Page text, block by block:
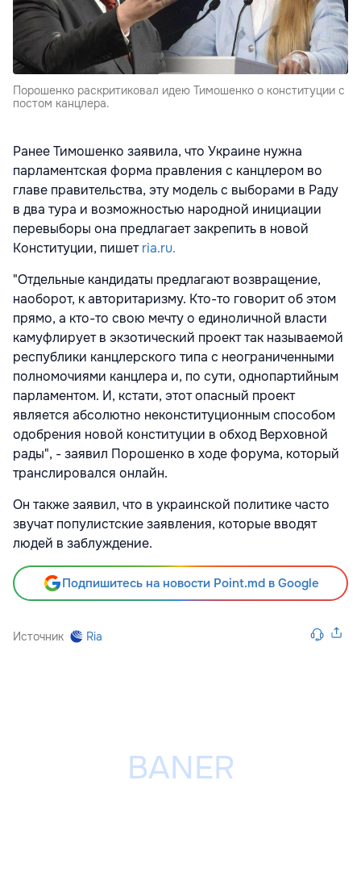
Порошенко раскритиковал идею Тимошенко о конституции с
постом канцлера.
Ранее Тимошенко заявила, что Украине нужна
парламентская форма правления с канцлером во
главе правительства, эту модель с выборами в Раду
в два тура и возможностью народной инициации
перевыборы она предлагает закрепить в новой
Конституции, пишетria.ru.
"Отдельные кандидаты предлагают возвращение,
наоборот, к авторитаризму. Кто-то говорит об этом
прямо, а кто-то свою мечту о единоличной власти
камуфлирует в экзотический проект так называемой
республики канцлерского типа с неограниченными
полномочиями канцлера и, по сути, однопартийным
парламентом. И, кстати, этот опасный проект
является абсолютно неконституционным способом
одобрения новой конституции в обход Верховной
рады", - заявил Порошенко в ходе форума, который
транслировался онлайн.
Он также заявил, что в украинской политике часто
звучат популистские заявления, которые вводят
людей в заблуждение.
Подпишитесь на новости Point.md в Google
Источник Ria